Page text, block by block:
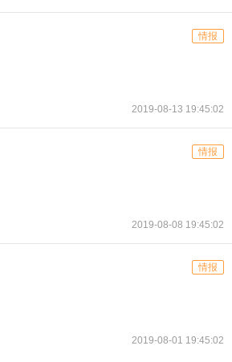
情报
2019-08-13 19:45:02
情报
2019-08-08 19:45:02
情报
2019-08-01 19:45:02